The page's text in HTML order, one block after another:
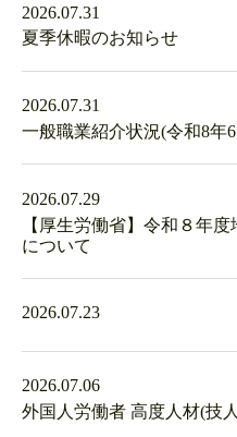
2026.07.31
夏季休暇のお知らせ
2026.07.31
一般職業紹介状況(令和8年
2026.07.29
【厚生労働省】令和８年
について
2026.07.23
2026.07.06
外国人労働者 高度人材(技